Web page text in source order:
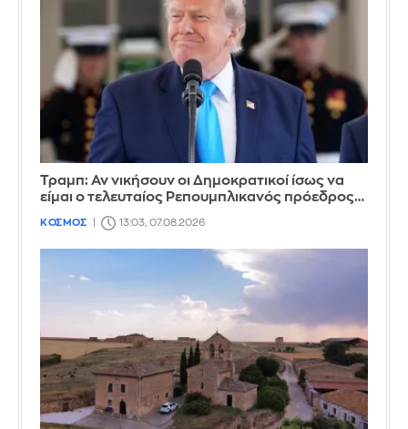
Τραμπ: Αν νικήσουν οι Δημοκρατικοί ίσως να
είμαι ο τελευταίος Ρεπουμπλικανός πρόεδρος…
ΚΟΣΜΟΣ 13:03, 07.08.2026